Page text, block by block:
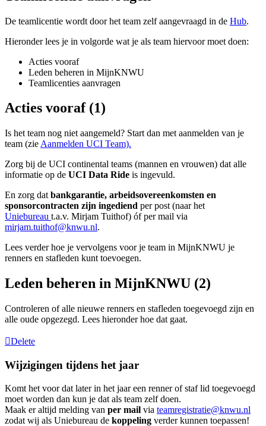
De teamlicentie wordt door het team zelf aangevraagd in de Hub.
Hieronder lees je in volgorde wat je als team hiervoor moet doen:
Acties vooraf
Leden beheren in MijnKNWU
Teamlicenties aanvragen
Acties vooraf (1)
Is het team nog niet aangemeld? Start dan met aanmelden van je
team (zie Aanmelden UCI Team).
Zorg bij de UCI continental teams (mannen en vrouwen) dat alle
informatie op de UCI Data Ride is ingevuld.
En zorg dat bankgarantie, arbeidsovereenkomsten en
sponsorcontracten zijn ingediend per post (naar het
Uniebureau t.a.v. Mirjam Tuithof) óf per mail via
mirjam.tuithof@knwu.nl.
Lees verder hoe je vervolgens voor je team in MijnKNWU je
renners en stafleden kunt toevoegen.
Leden beheren in MijnKNWU (2)
Controleren of alle nieuwe renners en stafleden toegevoegd zijn en
alle oude opgezegd. Lees hieronder hoe dat gaat.
Delete
Wijzigingen tijdens het jaar
Komt het voor dat later in het jaar een renner of staf lid toegevoegd
moet worden dan kun je dat als team zelf doen.
Maak er altijd melding van per mail via teamregistratie@knwu.nl
zodat wij als Uniebureau de koppeling verder kunnen toepassen!